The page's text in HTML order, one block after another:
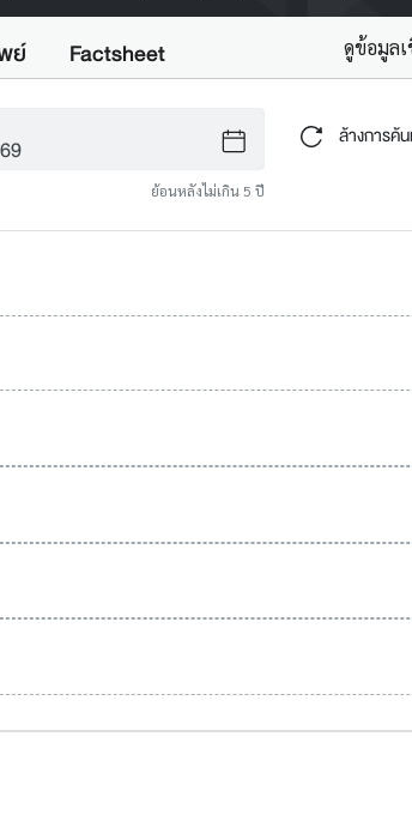
ย์ Factsheet ดูข้อมูลเ
ย้อนหลังไม่เกิน 5 ปี
ล้างการค้